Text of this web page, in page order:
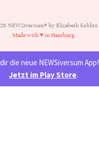
NEWSiversum® by Elisabeth Koblitz.
Made with ♥ in Hamburg
die neue NEWSiversum App!
Jetzt im Play Store.